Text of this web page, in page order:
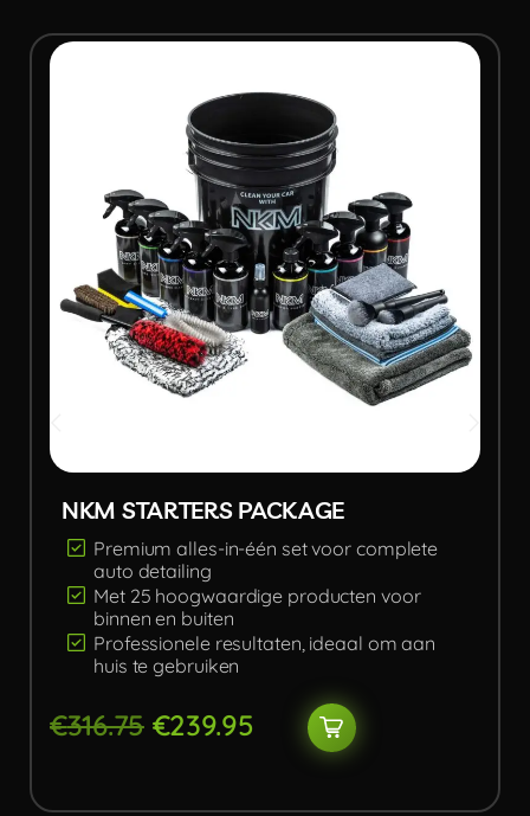
NKM STARTERS PACKAGE
Premium alles-in-één set voor complete
auto detailing
Met 25 hoogwaardige producten voor
binnen en buiten
Professionele resultaten, ideaal om aan
huis te gebruiken
€316.75 €239.95